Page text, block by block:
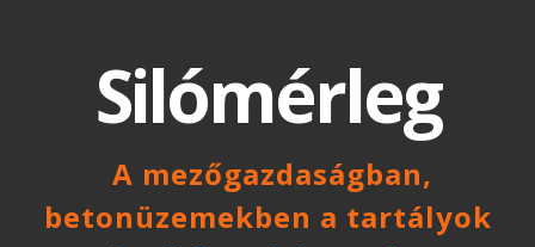
Silómérleg
A mezőgazdaságban,
betonüzemekben a tartályok